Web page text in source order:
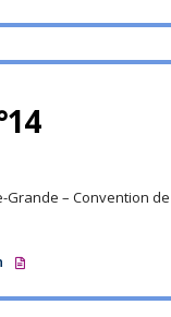
Grande – Convention